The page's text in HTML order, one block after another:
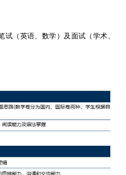
试（英语、数学）及面试（学术、